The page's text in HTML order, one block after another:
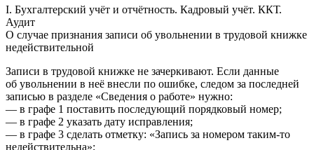
I. Бухгалтерский учёт и отчётность. Кадровый учёт. ККТ.
Аудит
О случае признания записи об увольнении в трудовой книжке
недействительной
Записи в трудовой книжке не зачеркивают. Если данные
об увольнении в неё внесли по ошибке, следом за последней
записью в разделе «Сведения о работе» нужно:
— в графе 1 поставить последующий порядковый номер;
— в графе 2 указать дату исправления;
— в графе 3 сделать отметку: «Запись за номером таким-то
недействительна»;